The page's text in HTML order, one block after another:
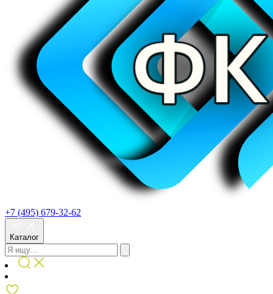
+7 (495) 679-32-62
Каталог